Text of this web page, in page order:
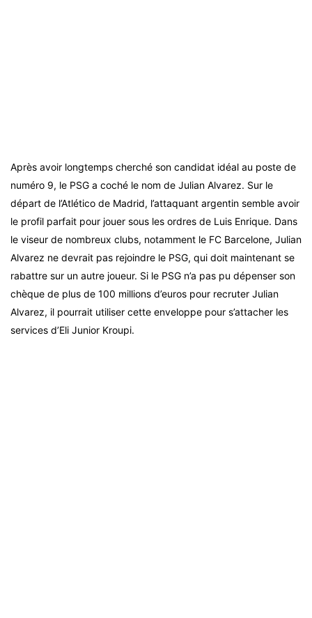
Après avoir longtemps cherché son candidat idéal au poste de
numéro 9, le PSG a coché le nom de Julian Alvarez. Sur le
départ de l’Atlético de Madrid, l’attaquant argentin semble avoir
le profil parfait pour jouer sous les ordres de Luis Enrique. Dans
le viseur de nombreux clubs, notamment le FC Barcelone, Julian
Alvarez ne devrait pas rejoindre le PSG, qui doit maintenant se
rabattre sur un autre joueur. Si le PSG n’a pas pu dépenser son
chèque de plus de 100 millions d’euros pour recruter Julian
Alvarez, il pourrait utiliser cette enveloppe pour s’attacher les
services d’Eli Junior Kroupi.